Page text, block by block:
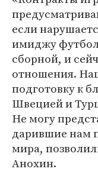
если
имиджу
сборной, и
отношения.
подготовку к
Швецией и
Не могу
дарившие нам
мира,
Анохин.